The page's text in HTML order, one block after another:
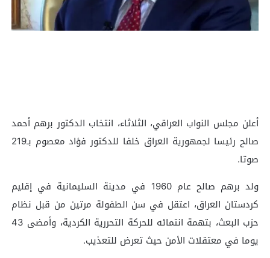
أعلن مجلس النواب العراقي، الثلاثاء، انتخاب الدكتور برهم أحمد
صالح رئيسا لجمهورية العراق خلفا للدكتور فؤاد معصوم بـ219
صوتا.
ولد برهم صالح عام 1960 في مدينة السليمانية في إقليم
كردستان العراق، اعتقل في سن الطفولة مرتين من قبل نظام
حزب البعث، بتهمة انتمائه للحركة التحررية الكردية، وأمضى 43
يوما في معتقلات الأمن حيث تعرض للتعذيب.